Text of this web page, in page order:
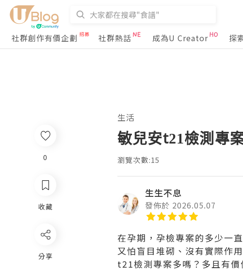
社群創作有價企劃
社群熱話 成為U Creator 探
生活
敏兒安t21檢測專
瀏覽次數:15
生生不息
發佈於 2026.05.07
在孕期，孕檢專案的多少一
又怕盲目堆砌、沒有實際作
t21檢測專案多嗎？多且有價
0
收藏
分享